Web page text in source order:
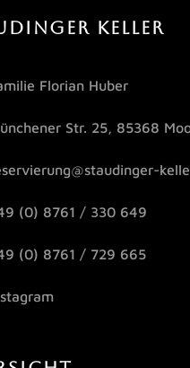
KELLER
Florian Huber
Str. 25, 85368
(0) 8761 / 330 649
(0) 8761 / 729 665